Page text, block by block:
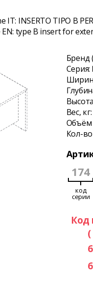
IT: INSERTO TIPO B
type B insert for
Бренд
Серия:
Вес, кг:
Объём
Кол-
174
код
серии
Код